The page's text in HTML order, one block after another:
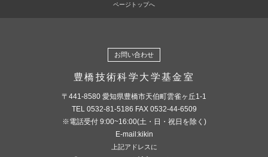
ページトップへ
お問い合わせ
豊橋技術科学大学基金室
〒441-8580 愛知県豊橋市天伯町雲雀ヶ丘1-1
TEL 0532-81-5186 FAX 0532-44-6509
※電話受付 9:00~16:00(土・日・祝日を除く)
E-mail:kikin
上記アドレスに